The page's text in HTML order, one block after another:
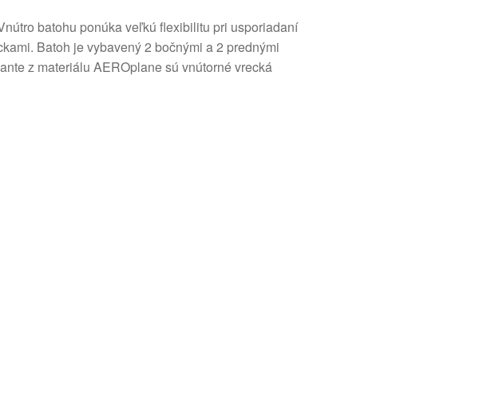
batohu ponúka veľkú flexibilitu pri usporiadaní
Batoh je vybavený 2 bočnými a 2 prednými
z materiálu AEROplane sú vnútorné vrecká